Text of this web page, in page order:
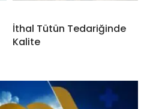
İthal Tütün Tedariğinde
Kalite